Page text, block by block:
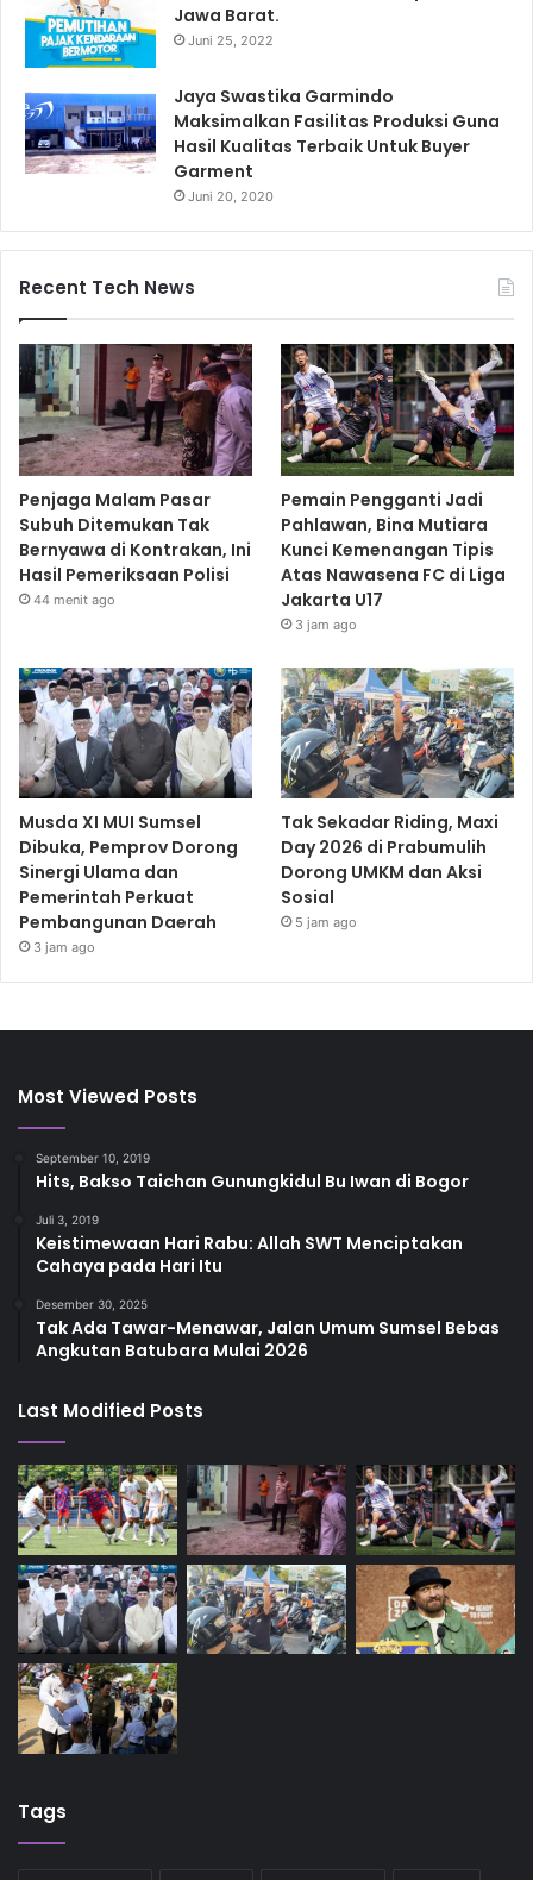
Jawa Barat.
Juni 25, 2022
Jaya Swastika Garmindo
Maksimalkan Fasilitas Produksi Guna
Hasil Kualitas Terbaik Untuk Buyer
Garment
Juni 20, 2020
Recent Tech News
Penjaga Malam Pasar
Subuh Ditemukan Tak
Bernyawa di Kontrakan, Ini
Hasil Pemeriksaan Polisi
44 menit ago
Pemain Pengganti Jadi
Pahlawan, Bina Mutiara
Kunci Kemenangan Tipis
Atas Nawasena FC di Liga
Jakarta U17
3 jam ago
Musda XI MUI Sumsel
Dibuka, Pemprov Dorong
Sinergi Ulama dan
Pemerintah Perkuat
Pembangunan Daerah
3 jam ago
Tak Sekadar Riding, Maxi
Day 2026 di Prabumulih
Dorong UMKM dan Aksi
Sosial
5 jam ago
Most Viewed Posts
September 10, 2019
Hits, Bakso Taichan Gunungkidul Bu Iwan di Bogor
Juli 3, 2019
Keistimewaan Hari Rabu: Allah SWT Menciptakan
Cahaya pada Hari Itu
Desember 30, 2025
Tak Ada Tawar-Menawar, Jalan Umum Sumsel Bebas
Angkutan Batubara Mulai 2026
Last Modified Posts
Tags